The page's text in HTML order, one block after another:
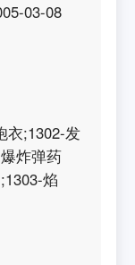
03-08
衣;1302-发
炸弹药
焰